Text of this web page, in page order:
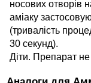
носових отворів
аміаку
(тривалість
30 секунд).
Діти. Препарат не